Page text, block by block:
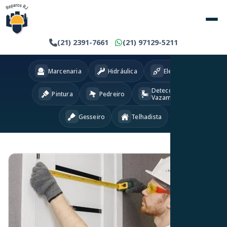
(21) 2391-7661 (21) 97129-5211
Marcenaria Hidráulica Eletricista
Pintura Pedreiro
Detecção
Vazamentos
Gesseiro Telhadista